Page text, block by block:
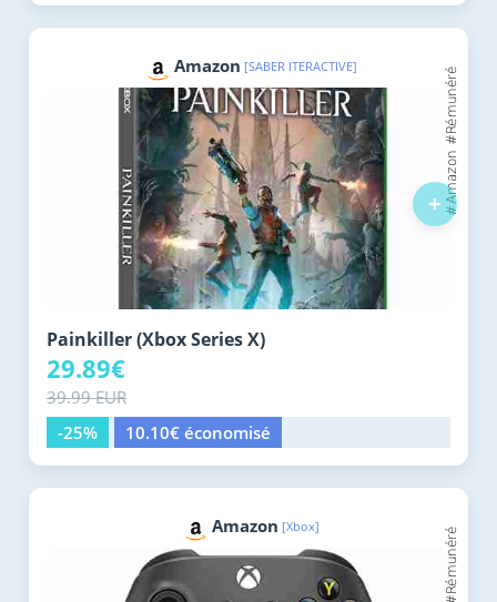
Amazon [SABER ITERACTIVE]
Painkiller (Xbox Series X)
29.89€
39.99 EUR
-25%
10.10€ économisé
+
Amazon [Xbox]